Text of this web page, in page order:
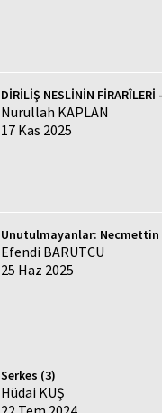
DİRİLİŞ NESLİNİN FİRARÎLERİ
Nurullah KAPLAN
17 Kas 2025
Unutulmayanlar: Necmettin
Efendi BARUTCU
25 Haz 2025
Serkes (3)
Hüdai KUŞ